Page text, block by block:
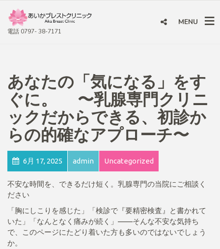
電話 0797- 38-7171
MENU
あなたの「気になる」をす
ぐに。 〜乳腺専門クリニ
ックだからできる、初診か
らの的確なアプローチ〜
6月 17, 2025 admin Uncategorized
不安な時間を、できるだけ短く。乳腺専門の当院にご相談く
ださい
「胸にしこりを感じた」「検診で『要精密検査』と書かれて
いた」「なんとなく痛みが続く」——そんな不安な気持ち
で、このページにたどり着いた方も多いのではないでしょう
か。